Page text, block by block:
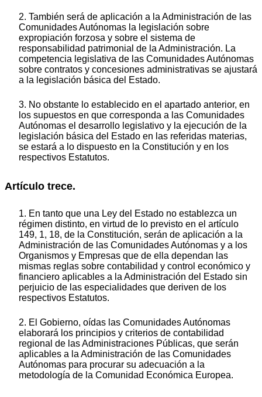
2. También será de aplicación a la Administración de las
Comunidades Autónomas la legislación sobre
expropiación forzosa y sobre el sistema de
responsabilidad patrimonial de la Administración. La
competencia legislativa de las Comunidades Autónomas
sobre contratos y concesiones administrativas se ajustará
a la legislación básica del Estado.
3. No obstante lo establecido en el apartado anterior, en
los supuestos en que corresponda a las Comunidades
Autónomas el desarrollo legislativo y la ejecución de la
legislación básica del Estado en las referidas materias,
se estará a lo dispuesto en la Constitución y en los
respectivos Estatutos.
Artículo trece.
1. En tanto que una Ley del Estado no establezca un
régimen distinto, en virtud de lo previsto en el artículo
149, 1, 18, de la Constitución, serán de aplicación a la
Administración de las Comunidades Autónomas y a los
Organismos y Empresas que de ella dependan las
mismas reglas sobre contabilidad y control económico y
financiero aplicables a la Administración del Estado sin
perjuicio de las especialidades que deriven de los
respectivos Estatutos.
2. El Gobierno, oídas las Comunidades Autónomas
elaborará los principios y criterios de contabilidad
regional de las Administraciones Públicas, que serán
aplicables a la Administración de las Comunidades
Autónomas para procurar su adecuación a la
metodología de la Comunidad Económica Europea.